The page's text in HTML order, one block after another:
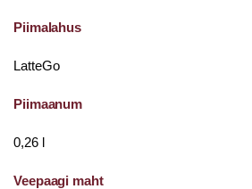
Piimalahus
LatteGo
Piimaanum
0,26 l
Veepaagi maht